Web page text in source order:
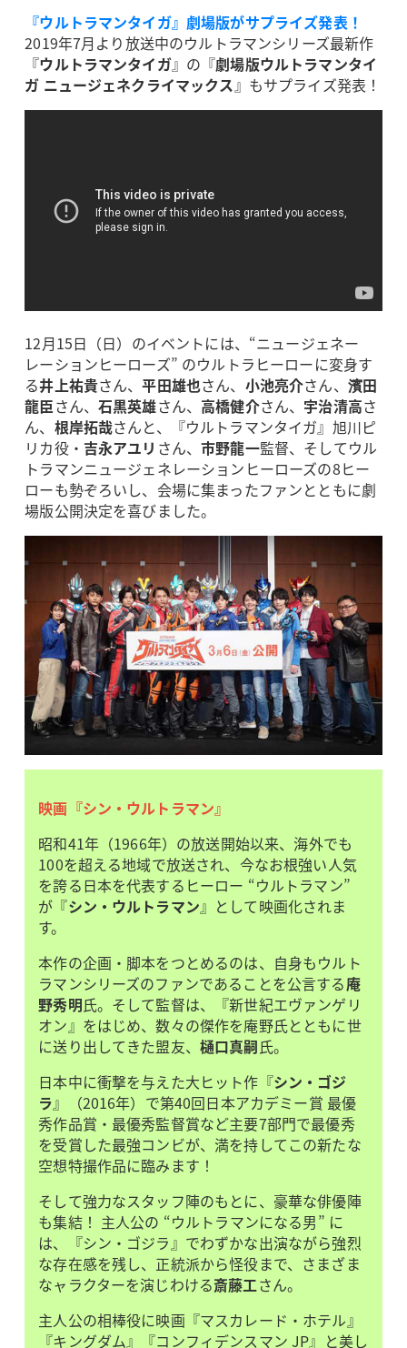
『ウルトラマンタイガ』劇場版がサプライズ発表！
2019年7月より放送中のウルトラマンシリーズ最新作
『ウルトラマンタイガ』の『劇場版ウルトラマンタイ
ガ ニュージェネクライマックス 』もサプライズ発表！
12月15日（日）のイベントには、“ニュージェネー
レーションヒーローズ” のウルトラヒーローに変身す
る井上祐貴さん、平田雄也さん、 小池亮介さん、 濱田
龍臣さん、 石黒英雄さん、 高橋健介さん、 宇治清高さ
ん、 根岸拓哉さんと、『ウルトラマンタイガ』旭川ピ
リカ役・ 吉永アユリ さん、市野龍一監督、そしてウル
トラマンニュージェネレーションヒーローズの8ヒー
ローも勢ぞろいし、会場に集まったファンとともに劇
場版公開決定を喜びました。
映画『シン・ウルトラマン』
昭和41年（1966年）の放送開始以来、海外でも
100を超える地域で放送され、今なお根強い人気
を誇る日本を代表するヒーロー “ウルトラマン”
が『シン・ウルトラマン』として映画化されま
す。
本作の企画・脚本をつとめるのは、自身もウルト
ラマンシリーズのファンであることを公言する庵
野秀明氏。そして監督は、『新世紀エヴァンゲリ
オン』をはじめ、数々の傑作を庵野氏とともに世
に送り出してきた盟友、 樋口真嗣氏。
日本中に衝撃を与えた大ヒット作『シン・ゴジ
ラ』（2016年）で第40回日本アカデミー賞 最優
秀作品賞・最優秀監督賞など主要7部門で最優秀
を受賞した最強コンビが、満を持してこの新たな
空想特撮作品に臨みます！
そして強力なスタッフ陣のもとに、豪華な俳優陣
も集結！ 主人公の “ウルトラマンになる男” に
は、『シン・ゴジラ』でわずかな出演ながら強烈
な存在感を残し、正統派から怪役まで、さまざま
なャラクターを演じわける斎藤工さん。
主人公の相棒役に映画『マスカレード・ホテル』
『キングダム』『コンフィデンスマン JP』と美し